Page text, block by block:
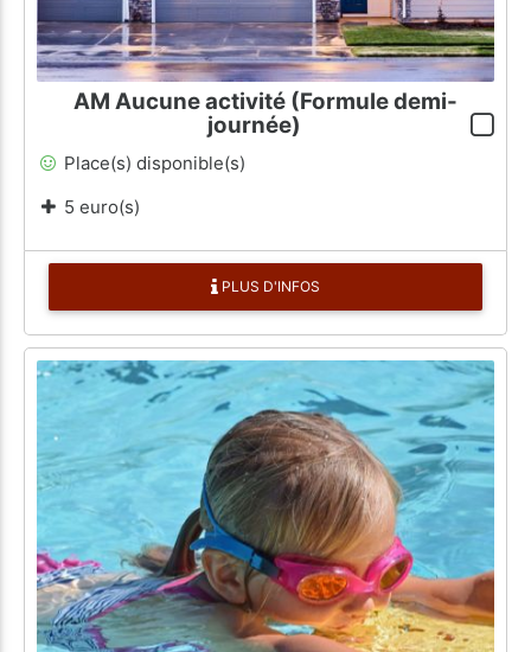
AM Aucune activité (Formule demi-
journée)
Place(s) disponible(s)
5 euro(s)
PLUS D'INFOS